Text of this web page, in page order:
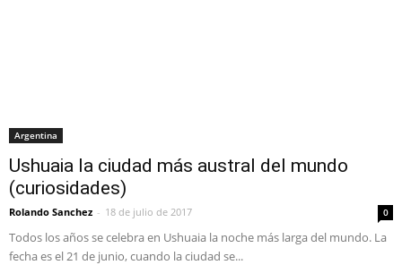
Argentina
Ushuaia la ciudad más austral del mundo
(curiosidades)
Rolando Sanchez - 18 de julio de 2017 0
Todos los años se celebra en Ushuaia la noche más larga del mundo. La
fecha es el 21 de junio, cuando la ciudad se...